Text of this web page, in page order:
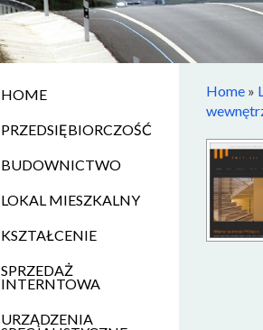
HOME
PRZEDSIĘBIORCZOŚĆ
BUDOWNICTWO
LOKAL MIESZKALNY
KSZTAŁCENIE
SPRZEDAŻ
INTERNTOWA
URZĄDZENIA
Home »